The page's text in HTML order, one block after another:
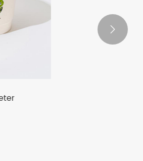
Lunchbehälter
Mitnehmen im Büro
